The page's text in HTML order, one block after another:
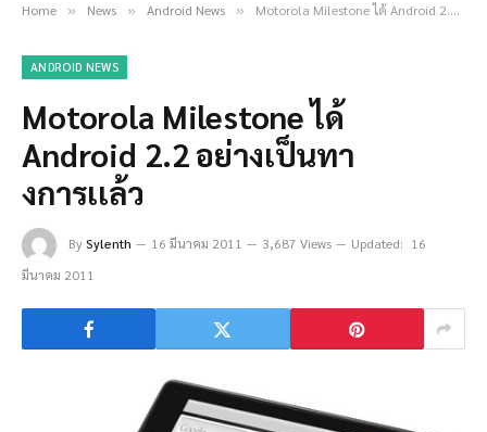
Home » News » Android News » Motorola Milestone ได้ Android 2.2 อย่างเป็นทางการเเล้ว
ANDROID NEWS
Motorola Milestone ได้
Android 2.2 อย่างเป็นทา
งการเเล้ว
BySylenth 16 มีนาคม 2011 3,687 Views Updated: 16
มีนาคม 2011